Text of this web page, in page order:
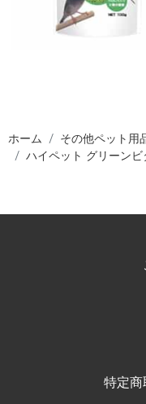
ホーム その他ペット用
ハイペット グリーン
特定商